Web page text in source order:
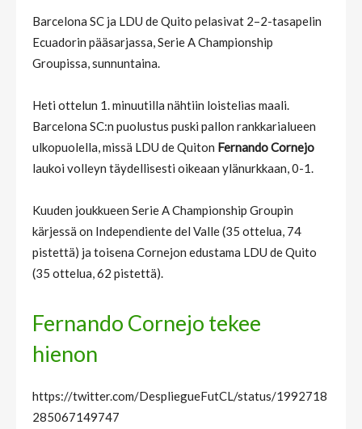
Barcelona SC ja LDU de Quito pelasivat 2–2-tasapelin
Ecuadorin pääsarjassa, Serie A Championship
Groupissa, sunnuntaina.
Heti ottelun 1. minuutilla nähtiin loistelias maali.
Barcelona SC:n puolustus puski pallon rankkarialueen
ulkopuolella, missä LDU de Quiton Fernando Cornejo
laukoi volleyn täydellisesti oikeaan ylänurkkaan, 0-1.
Kuuden joukkueen Serie A Championship Groupin
kärjessä on Independiente del Valle (35 ottelua, 74
pistettä) ja toisena Cornejon edustama LDU de Quito
(35 ottelua, 62 pistettä).
Fernando Cornejo tekee
hienon
https://twitter.com/DespliegueFutCL/status/1992718
285067149747